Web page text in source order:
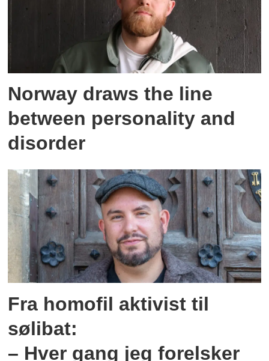
Norway draws the line
between personality and
disorder
Fra homofil aktivist til
sølibat:
– Hver gang jeg forelsker